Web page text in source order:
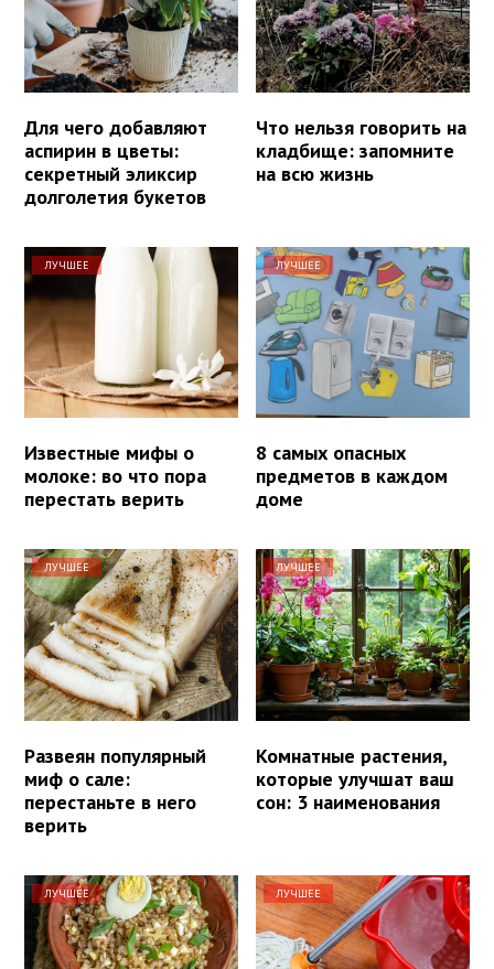
Для чего добавляют
аспирин в цветы:
секретный эликсир
долголетия букетов
Что нельзя говорить на
кладбище: запомните
на всю жизнь
ЛУЧШЕЕ
Известные мифы о
молоке: во что пора
перестать верить
ЛУЧШЕЕ
8 самых опасных
предметов в каждом
доме
ЛУЧШЕЕ
Развеян популярный
миф о сале:
перестаньте в него
верить
ЛУЧШЕЕ
Комнатные растения,
которые улучшат ваш
сон: 3 наименования
ЛУЧШЕЕ ЛУЧШЕЕ